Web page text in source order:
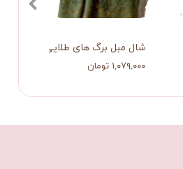
شال مبل برگ های طلایی
۱,۰۷۹,۰۰۰ تومان